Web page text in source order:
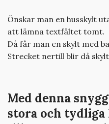
Önskar man en husskylt
att lämna textfältet tomt.
Då får man en skylt med
Strecket nertill blir då
Med denna
stora och